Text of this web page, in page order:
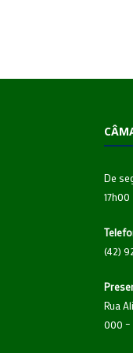
De
17h00
(42)
Rua
000 –